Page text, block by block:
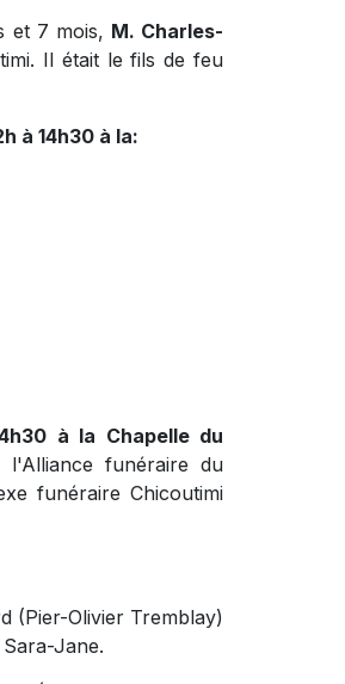
et 7 mois, M. Charles-
Il était le fils de feu
à 14h30 à la:
à la Chapelle du
funéraire du
funéraire Chicoutimi
(Pier-Olivier Tremblay)
Jane.